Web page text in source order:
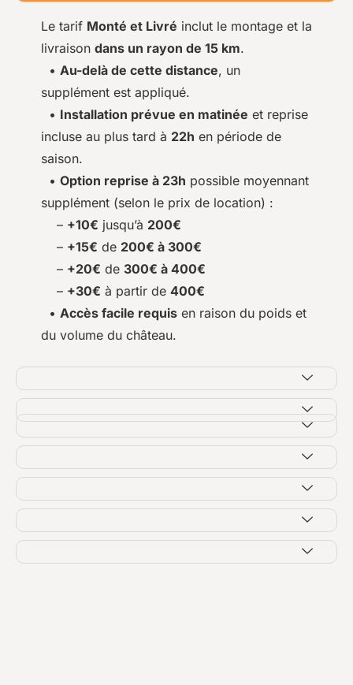
Le tarif Monté et Livré inclut le montage et la
livraison dans un rayon de 15 km.
• Au-delà de cette distance, un
supplément est appliqué.
• Installation prévue en matinée et reprise
incluse au plus tard à 22h en période de
saison.
• Option reprise à 23h possible moyennant
supplément (selon le prix de location) :
– +10€ jusqu’à 200€
– +15€ de 200€ à 300€
– +20€ de 300€ à 400€
– +30€ à partir de 400€
• Accès facile requis en raison du poids et
du volume du château.